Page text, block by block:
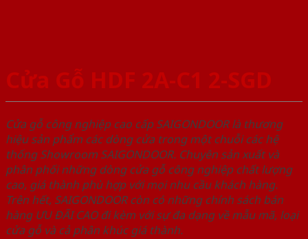
Cửa Gỗ HDF 2A-C1 2-SGD
Cửa gỗ công nghiệp cao cấp SAIGONDOOR là thương
hiệu sản phẩm các dòng cửa trong một chuỗi các hệ
thống Showroom SAIGONDOOR. Chuyên sản xuất và
phân phối những dòng cửa gỗ công nghiệp chất lượng
cao, giá thành phù hợp với mọi nhu cầu khách hàng.
Trên hết, SAIGONDOOR còn có những chính sách bán
hàng ƯU ĐÃI CAO đi kèm với sự đa dạng về mẫu mã, loại
cửa gỗ và cả phân khúc giá thành.